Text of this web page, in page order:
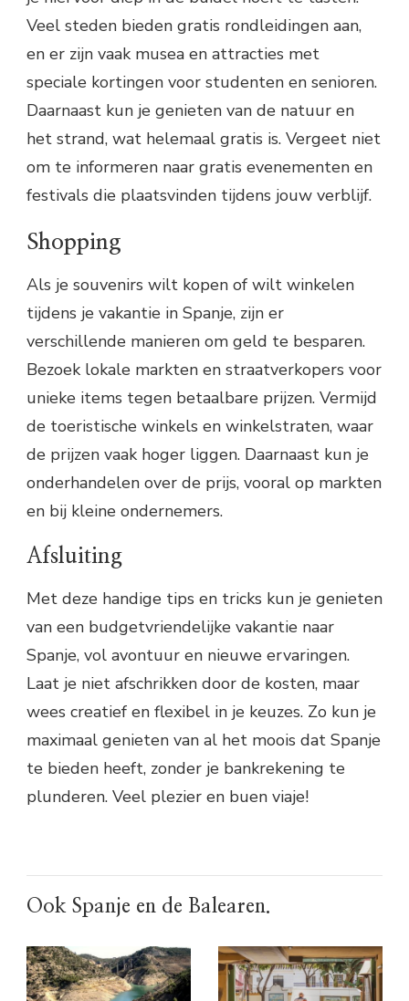
Veel steden bieden gratis rondleidingen aan,
en er zijn vaak musea en attracties met
speciale kortingen voor studenten en senioren.
Daarnaast kun je genieten van de natuur en
het strand, wat helemaal gratis is. Vergeet niet
om te informeren naar gratis evenementen en
festivals die plaatsvinden tijdens jouw verblijf.
Shopping
Als je souvenirs wilt kopen of wilt winkelen
tijdens je vakantie in Spanje, zijn er
verschillende manieren om geld te besparen.
Bezoek lokale markten en straatverkopers voor
unieke items tegen betaalbare prijzen. Vermijd
de toeristische winkels en winkelstraten, waar
de prijzen vaak hoger liggen. Daarnaast kun je
onderhandelen over de prijs, vooral op markten
en bij kleine ondernemers.
Afsluiting
Met deze handige tips en tricks kun je genieten
van een budgetvriendelijke vakantie naar
Spanje, vol avontuur en nieuwe ervaringen.
Laat je niet afschrikken door de kosten, maar
wees creatief en flexibel in je keuzes. Zo kun je
maximaal genieten van al het moois dat Spanje
te bieden heeft, zonder je bankrekening te
plunderen. Veel plezier en buen viaje!
Ook Spanje en de Balearen.